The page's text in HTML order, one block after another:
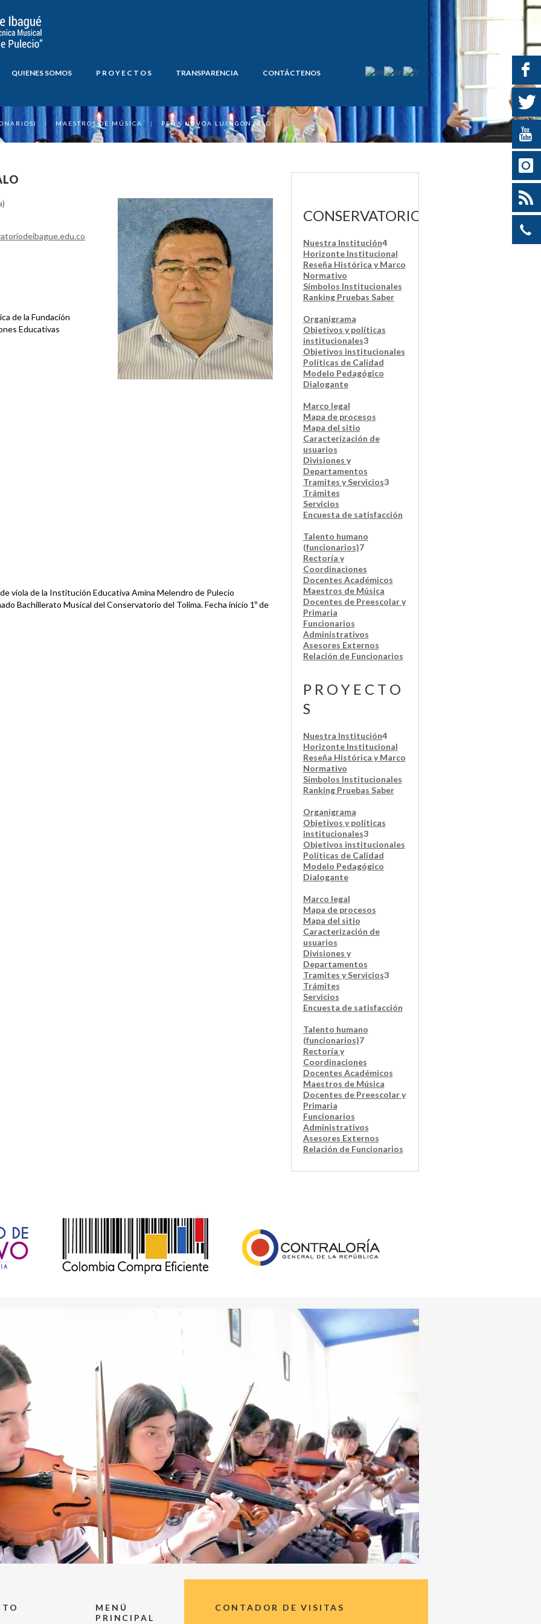
QUIENES SOMOS P R O Y E C T O S TRANSPARENCIA CONTÁCTENOS
| MAESTROS DE MÚSICA | PEÑA NOVOA LUIS GONZALO
de la Fundación
Educativas
viola de la Institución Educativa Amina Melendro de Pulecio
Bachillerato Musical del Conservatorio del Tolima. Fecha inicio 1º de
CONSERVATORIO
Nuestra Institución4
Horizonte Institucional
Reseña Histórica y Marco
Normativo
Símbolos Institucionales
Ranking Pruebas Saber
Organigrama
Objetivos y políticas
institucionales3
Objetivos institucionales
Políticas de Calidad
Modelo Pedagógico
Dialogante
Marco legal
Mapa de procesos
Mapa del sitio
Caracterización de
usuarios
Divisiones y
Departamentos
Tramites y Servicios3
Trámites
Servicios
Encuesta de satisfacción
Talento humano
(funcionarios)7
Rectoría y
Coordinaciones
Docentes Académicos
Maestros de Música
Docentes de Preescolar y
Primaria
Funcionarios
Administrativos
Asesores Externos
Relación de Funcionarios
P R O Y E C T O
S
Nuestra Institución4
Horizonte Institucional
Reseña Histórica y Marco
Normativo
Símbolos Institucionales
Ranking Pruebas Saber
Organigrama
Objetivos y políticas
institucionales3
Objetivos institucionales
Políticas de Calidad
Modelo Pedagógico
Dialogante
Marco legal
Mapa de procesos
Mapa del sitio
Caracterización de
usuarios
Divisiones y
Departamentos
Tramites y Servicios3
Trámites
Servicios
Encuesta de satisfacción
Talento humano
(funcionarios)7
Rectoría y
Coordinaciones
Docentes Académicos
Maestros de Música
Docentes de Preescolar y
Primaria
Funcionarios
Administrativos
Asesores Externos
Relación de Funcionarios
MENÚ
PRINCIPAL
CONTADOR DE VISITAS